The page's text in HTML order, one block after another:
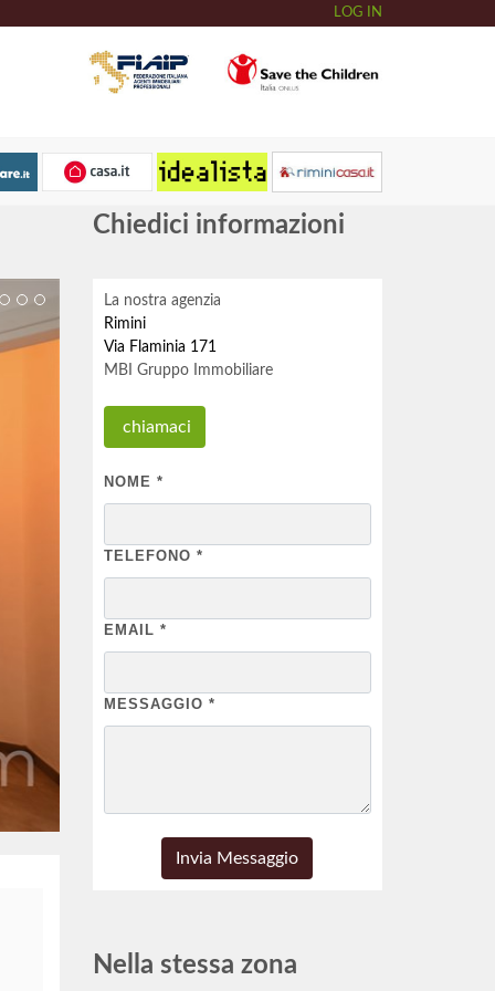
LOG IN
Chiedici informazioni
La nostra agenzia
Rimini
Via Flaminia 171
MBI Gruppo Immobiliare
chiamaci
NOME *
TELEFONO *
EMAIL *
MESSAGGIO *
Nella stessa zona